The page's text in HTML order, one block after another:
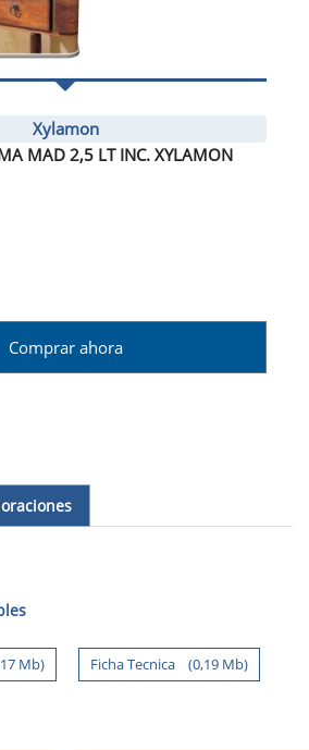
Xylamon
MAD 2,5 LT INC. XYLAMON
Comprar ahora
Mb) Ficha Tecnica (0,19 Mb)